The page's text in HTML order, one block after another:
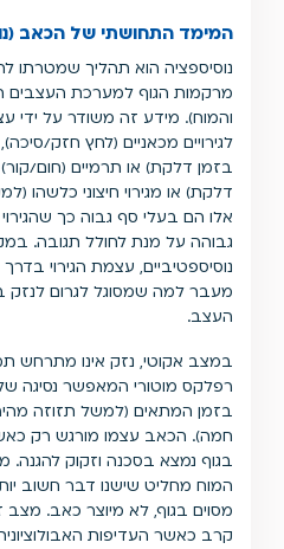
המימד התחושתי של הכאב
נוסיספציה הוא תהליך שמטרתו
מרקמות הגוף למערכת העצבים
והמוח). מידע זה משודר על ידי
לגירויים מכאניים (לחץ חזק/
בזמן דלקת) או תרמיים (חום/
דלקת) או מגירוי חיצוני כלשהו
אלו הם בעלי סף גבוה כך
גבוהה על מנת לחולל תגובה.
נוסיספטיביים, עצמת הגירוי
מעבר למה שמסוגל לגרום לנזק
העצב.
במצב אקוטי, נזק אינו מתרחש
רפלקס מוטורי המאפשר נסיגה
בזמן המתאים (למשל תזוזה
חמה). הכאב עצמו מורגש רק
בגוף נמצא בסכנה וזקוק
המוח מחליט שישנו דבר חשוב
מסוים בגוף, לא מיוצר כאב.
קרב כאשר העדיפות